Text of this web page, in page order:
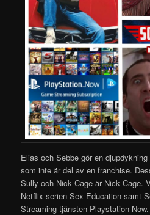
Elias och Sebbe gör en
som inte är del av en franchise.
Sully och Nick Cage är Nick Cage.
Netflix-serien Sex Education samt
Streaming-tjänsten Playstation